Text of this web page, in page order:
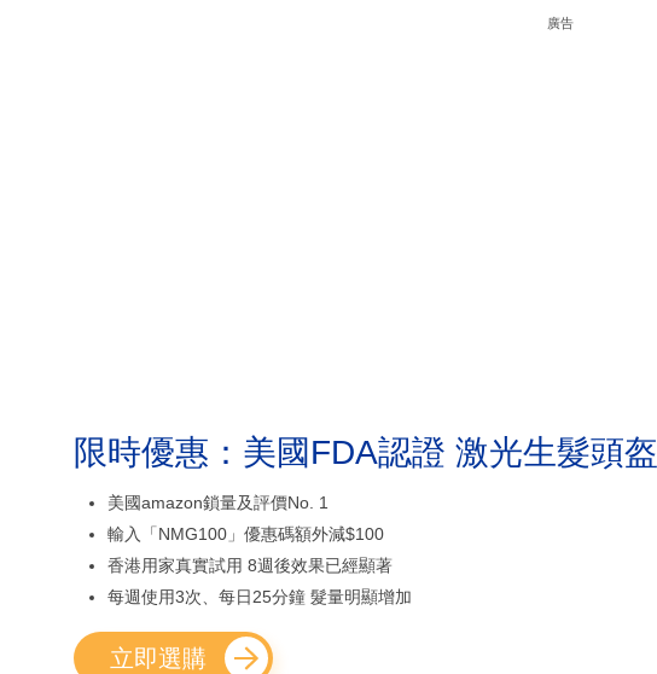
廣告
限時優惠：美國FDA認證 激光生髮頭盔
美國amazon鎖量及評價No. 1
輸入「NMG100」優惠碼額外減$100
香港用家真實試用 8週後效果已經顯著
每週使用3次、每日25分鐘 髮量明顯增加
立即選購